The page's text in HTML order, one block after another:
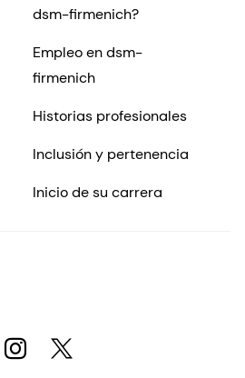
dsm-firmenich?
Empleo en dsm-
firmenich
Historias profesionales
Inclusión y pertenencia
Inicio de su carrera